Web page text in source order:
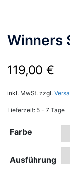
Winners
119,00 €
inkl. MwSt. zzgl.
Lieferzeit: 5 - 7 Tage
Farbe
Ausführung